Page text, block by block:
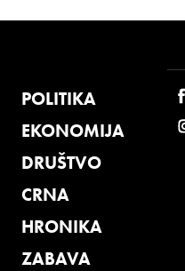
POLITIKA
EKONOMIJA
DRUŠTVO
CRNA
HRONIKA
ZABAVA